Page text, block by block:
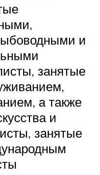
и
занятые
а также
и
занятые